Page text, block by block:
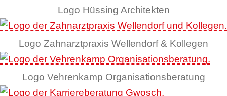
Logo Hüssing Architekten
Logo Zahnarztpraxis Wellendorf & Kollegen
Logo Vehrenkamp Organisationsberatung